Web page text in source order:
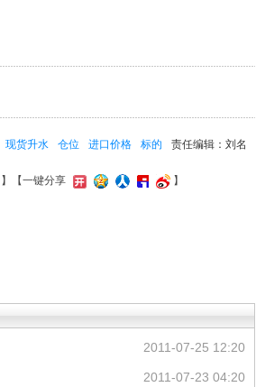
责任编辑：刘名
现货升水 仓位 进口价格 标的
】 【一键分享 】
2011-07-25 12:20
2011-07-23 04:20